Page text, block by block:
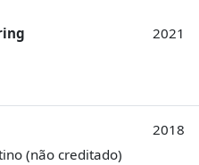
2021
(não creditado)
2018